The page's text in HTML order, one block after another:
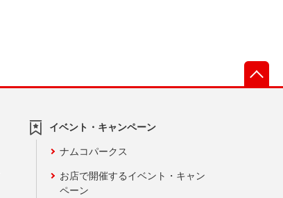
イベント・キャンペーン
ナムコパークス
お店で開催するイベント・キャン
ペーン